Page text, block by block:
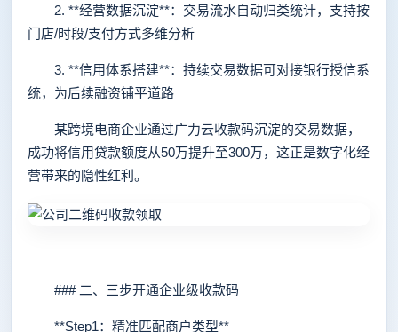
2. **经营数据沉淀**：交易流水自动归类统计，支持按
门店/时段/支付方式多维分析
3. **信用体系搭建**：持续交易数据可对接银行授信系
统，为后续融资铺平道路
某跨境电商企业通过广力云收款码沉淀的交易数据，
成功将信用贷款额度从50万提升至300万，这正是数字化经
营带来的隐性红利。
### 二、三步开通企业级收款码
**Step1：精准匹配商户类型**